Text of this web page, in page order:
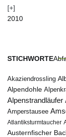
2010
STICHWORTE
Akaziendrossling
Alpendohle
Alpenstrandläufer
Amperstausee
Atlantiksturmtaucher
Austernfischer